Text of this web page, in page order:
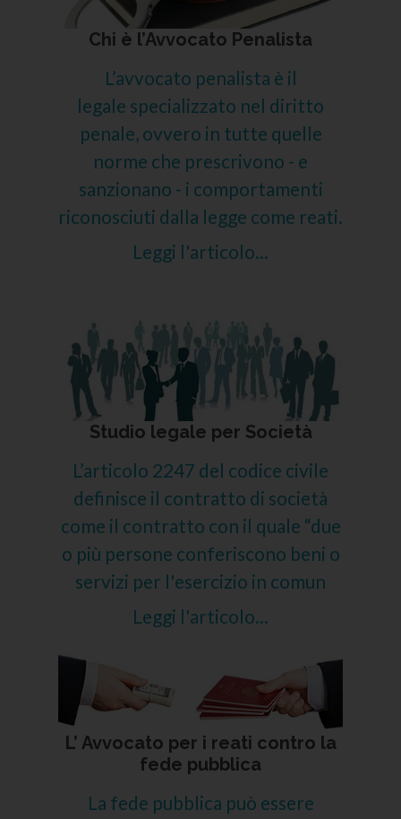
Chi è l’Avvocato Penalista
L’avvocato penalista è il
legale specializzato nel diritto
penale, ovvero in tutte quelle
norme che prescrivono - e
sanzionano - i comportamenti
riconosciuti dalla legge come reati.
Leggi l'articolo...
Studio legale per Società
L’articolo 2247 del codice civile
definisce il contratto di società
come il contratto con il quale “due
o più persone conferiscono beni o
servizi per l'esercizio in comun
Leggi l'articolo...
L’ Avvocato per i reati contro la
fede pubblica
La fede pubblica può essere